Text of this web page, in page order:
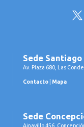
Sede Santiago
Av. Plaza 680, Las
Contacto Mapa
Sede
Ainavillo 456,